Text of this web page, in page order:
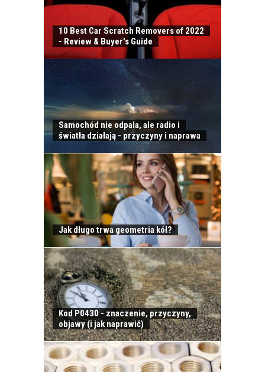
10 Best Car Scratch Removers of 2022
- Review & Buyer's Guide
Samochód nie odpala, ale radio i
światła działają - przyczyny i naprawa
Jak długo trwa geometria kół?
Kod P0430 - znaczenie, przyczyny,
objawy (i jak naprawić)
ODWIEŻACZ DO
SAMOCHODU JAK
PERFUMY
CALIFORNIA SCENTS
- OD CZEGO SIĘ
ZACZĘŁO?
KOSMETYKI
SAMOCHODOWE -
JAKIE WYBIERAĆ? CZ.
I